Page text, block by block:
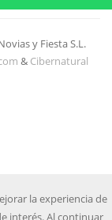
y Fiesta S.L.
& Cibernatural
la experiencia de
interés. Al continuar